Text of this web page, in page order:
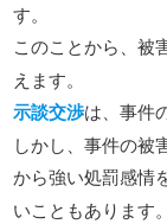
す。
このことから、被
えます。
示談交渉は、事件
しかし、事件の被
から強い処罰感情
いこともあります。